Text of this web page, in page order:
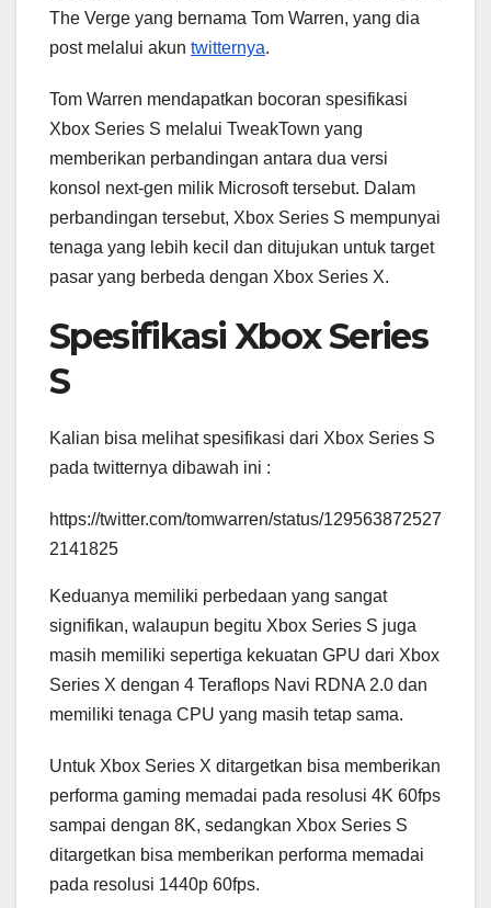
The Verge yang bernama Tom Warren, yang dia
post melalui akun twitternya.
Tom Warren mendapatkan bocoran spesifikasi
Xbox Series S melalui TweakTown yang
memberikan perbandingan antara dua versi
konsol next-gen milik Microsoft tersebut. Dalam
perbandingan tersebut, Xbox Series S mempunyai
tenaga yang lebih kecil dan ditujukan untuk target
pasar yang berbeda dengan Xbox Series X.
Spesifikasi Xbox Series
S
Kalian bisa melihat spesifikasi dari Xbox Series S
pada twitternya dibawah ini :
https://twitter.com/tomwarren/status/129563872527
2141825
Keduanya memiliki perbedaan yang sangat
signifikan, walaupun begitu Xbox Series S juga
masih memiliki sepertiga kekuatan GPU dari Xbox
Series X dengan 4 Teraflops Navi RDNA 2.0 dan
memiliki tenaga CPU yang masih tetap sama.
Untuk Xbox Series X ditargetkan bisa memberikan
performa gaming memadai pada resolusi 4K 60fps
sampai dengan 8K, sedangkan Xbox Series S
ditargetkan bisa memberikan performa memadai
pada resolusi 1440p 60fps.